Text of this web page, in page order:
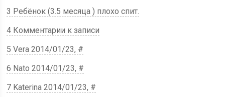
3 Ребёнок (3.5 месяца ) плохо спит.
4 Комментарии к записи
5 Vera 2014/01/23, #
6 Nato 2014/01/23, #
7 Katerina 2014/01/23, #